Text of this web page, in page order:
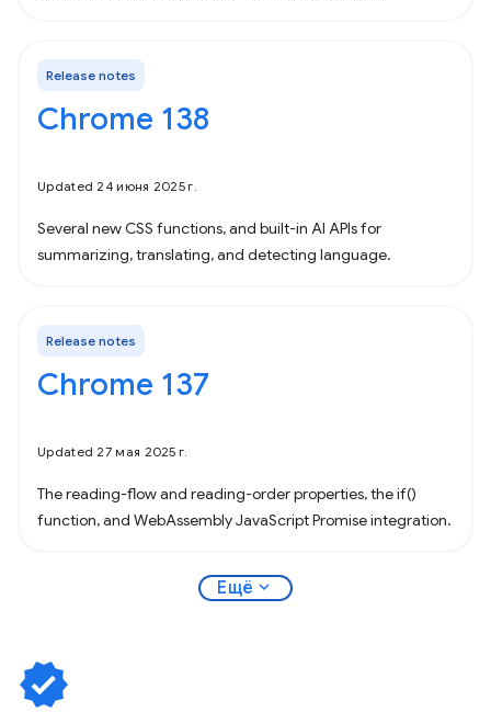
Release notes
Chrome 138
Updated 24 июня 2025 г.
Several new CSS functions, and built-in AI APIs for
summarizing, translating, and detecting language.
Release notes
Chrome 137
Updated 27 мая 2025 г.
The reading-flow and reading-order properties, the if()
function, and WebAssembly JavaScript Promise integration.
Ещё expand_more
verified